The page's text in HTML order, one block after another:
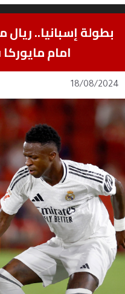
بطولة إسبانيا..
امام
18/08/2024